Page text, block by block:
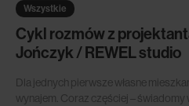
Wszystkie
Cykl rozmów z
Jończyk / REWEL studio
Dla jednych pierwsze własne
wynajem. Coraz częściej – świadomy